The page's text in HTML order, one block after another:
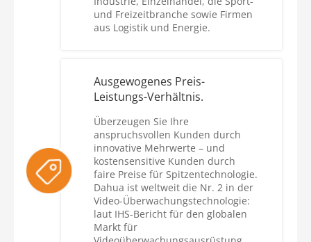
und Freizeitbranche sowie Firmen
aus Logistik und Energie.
Ausgewogenes Preis-
Leistungs-Verhältnis.
Überzeugen Sie Ihre
anspruchsvollen Kunden durch
innovative Mehrwerte – und
kostensensitive Kunden durch
faire Preise für Spitzentechnologie.
Dahua ist weltweit die Nr. 2 in der
Video-Überwachungstechnologie:
laut IHS-Bericht für den globalen
Markt für